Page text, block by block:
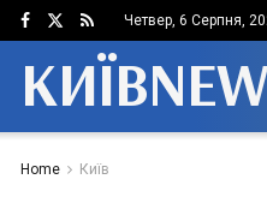
Четвер, 6 Серпня,
Home Київ